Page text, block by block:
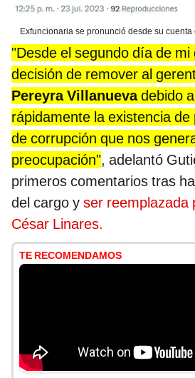
Exfuncionaria se pronunció desde su cuenta
"Desde el segundo día de
decisión de remover al
Pereyra Villanuevadebido
rápidamente la existencia
de corrupción que nos
preocupación", adelantó
primeros comentarios tras
del cargo y ser reemplazada
César Linares.
TE RECOMENDAMOS